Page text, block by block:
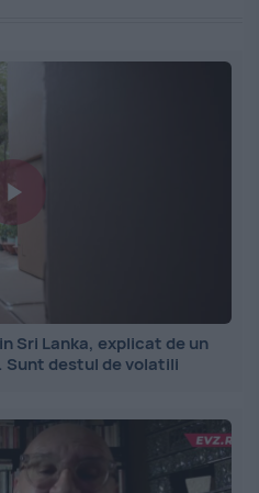
Sri Lanka, explicat de un
Sunt destul de volatili